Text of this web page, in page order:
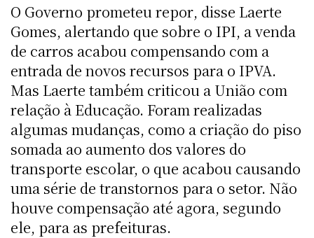
O Governo prometeu repor, disse Laerte
Gomes, alertando que sobre o IPI, a venda
de carros acabou compensando com a
entrada de novos recursos para o IPVA.
Mas Laerte também criticou a União com
relação à Educação. Foram realizadas
algumas mudanças, como a criação do piso
somada ao aumento dos valores do
transporte escolar, o que acabou causando
uma série de transtornos para o setor. Não
houve compensação até agora, segundo
ele, para as prefeituras.